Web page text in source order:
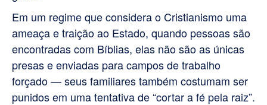
Em um regime que considera o Cristianismo uma
ameaça e traição ao Estado, quando pessoas são
encontradas com Bíblias, elas não são as únicas
presas e enviadas para campos de trabalho
forçado — seus familiares também costumam ser
punidos em uma tentativa de “cortar a fé pela raiz”.